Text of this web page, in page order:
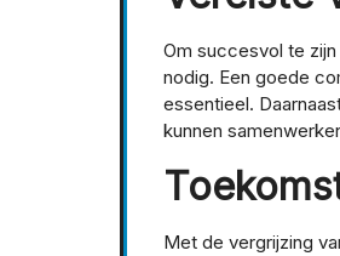
Om succesvol te
nodig. Een goede
essentieel.
kunnen
Met de vergrijzing